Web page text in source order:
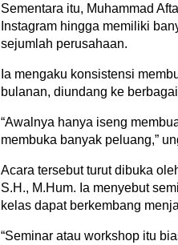
Sementara itu, Muhammad
Instagram hingga memiliki
sejumlah perusahaan.
Ia mengaku konsistensi
bulanan, diundang ke
“Awalnya hanya iseng
membuka banyak peluang,”
Acara tersebut turut dibuka
S.H., M.Hum. Ia menyebut
kelas dapat berkembang
“Seminar atau workshop itu